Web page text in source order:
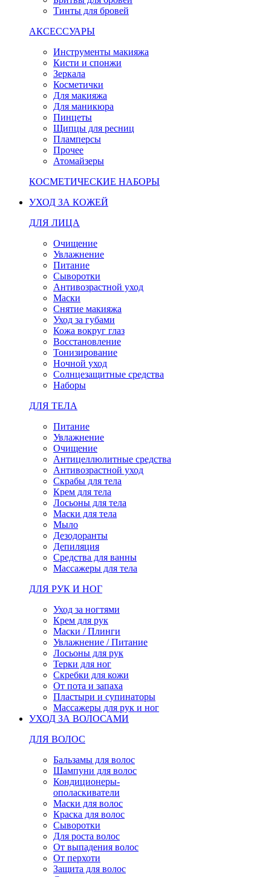
Тинты для бровей
АКСЕССУАРЫ
Инструменты макияжа
Кисти и спонжи
Зеркала
Косметички
Для макияжа
Для маникюра
Пинцеты
Щипцы для ресниц
Пламперсы
Прочее
Атомайзеры
КОСМЕТИЧЕСКИЕ НАБОРЫ
УХОД ЗА КОЖЕЙ
ДЛЯ ЛИЦА
Очищение
Увлажнение
Питание
Сыворотки
Антивозрастной уход
Маски
Снятие макияжа
Уход за губами
Кожа вокруг глаз
Восстановление
Тонизирование
Ночной уход
Солнцезащитные средства
Наборы
ДЛЯ ТЕЛА
Питание
Увлажнение
Очищение
Антицеллюлитные средства
Антивозрастной уход
Скрабы для тела
Крем для тела
Лосьоны для тела
Маски для тела
Мыло
Дезодоранты
Депиляция
Средства для ванны
Массажеры для тела
ДЛЯ РУК И НОГ
Уход за ногтями
Крем для рук
Маски / Плинги
Увлажнение / Питание
Лосьоны для рук
Терки для ног
Скребки для кожи
От пота и запаха
Пластыри и супинаторы
Массажеры для рук и ног
УХОД ЗА ВОЛОСАМИ
ДЛЯ ВОЛОС
Бальзамы для волос
Шампуни для волос
Кондиционеры-
ополаскиватели
Маски для волос
Краска для волос
Сыворотки
Для роста волос
От выпадения волос
От перхоти
Защита для волос